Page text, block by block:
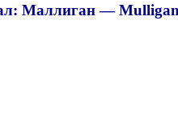
Маллиган —